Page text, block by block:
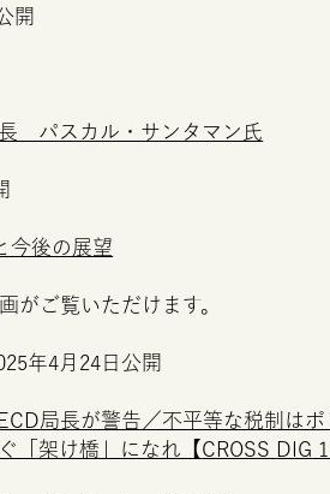
開
パスカル・サンタマン氏
今後の展望
がご覧いただけます。
年4月24日公開
局長が警告／不平等な税制は
「架け橋」になれ【CROSS DIG 1